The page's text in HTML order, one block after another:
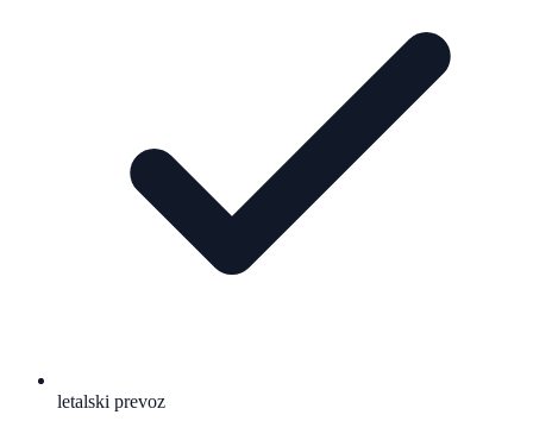
letalski prevoz